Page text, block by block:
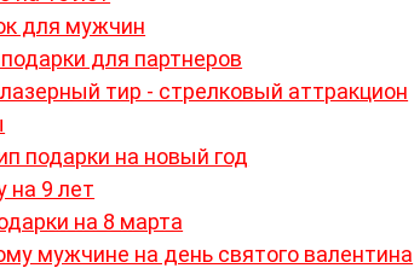
для мужчин
для партнеров
тир - стрелковый аттракцион
подарки на новый год
на 9 лет
на 8 марта
мужчине на день святого валентина